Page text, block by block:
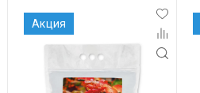
Акция